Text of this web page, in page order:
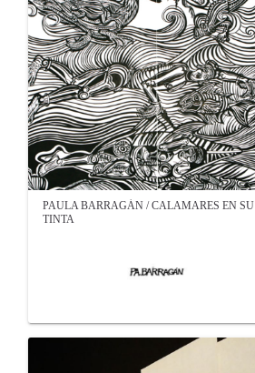
PAULA BARRAGÁN / CALAMARES EN SU
TINTA